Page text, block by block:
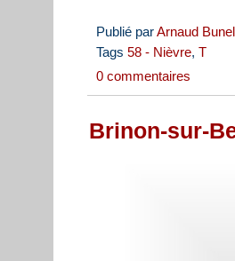
Publié parArnaud Bunel
Tags 58 - Nièvre, T
0 commentaires
Brinon-sur-